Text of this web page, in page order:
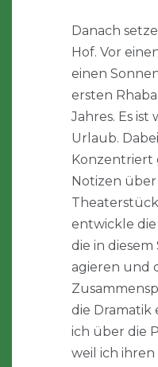
Danach
Hof. Vor
einen
ersten
Jahres. Es
Urlaub.
Konzentriert
Notizen
entwickle die
die in
agieren und
die Dramatik
ich über die
weil ich ihren